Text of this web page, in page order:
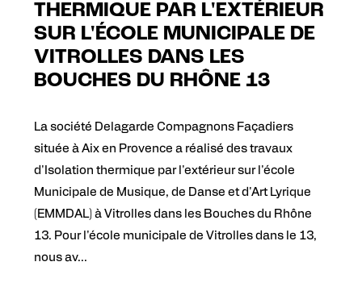
THERMIQUE PAR L'EXTÉRIEUR
SUR L'ÉCOLE MUNICIPALE DE
VITROLLES DANS LES
BOUCHES DU RHÔNE 13
La société Delagarde Compagnons Façadiers
située à Aix en Provence a réalisé des travaux
d'Isolation thermique par l'extérieur sur l'école
Municipale de Musique, de Danse et d'Art Lyrique
(EMMDAL) à Vitrolles dans les Bouches du Rhône
13. Pour l'école municipale de Vitrolles dans le 13,
nous av...